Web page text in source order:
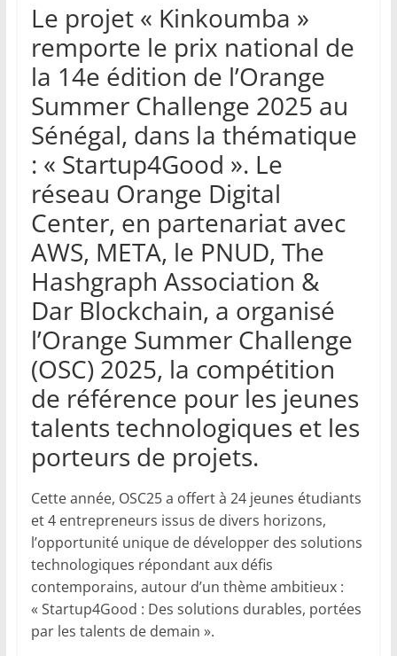
Le projet « Kinkoumba »
remporte le prix national de
la 14e édition de l’Orange
Summer Challenge 2025 au
Sénégal, dans la thématique
: « Startup4Good ». Le
réseau Orange Digital
Center, en partenariat avec
AWS, META, le PNUD, The
Hashgraph Association &
Dar Blockchain, a organisé
l’Orange Summer Challenge
(OSC) 2025, la compétition
de référence pour les jeunes
talents technologiques et les
porteurs de projets.
Cette année, OSC25 a offert à 24 jeunes étudiants
et 4 entrepreneurs issus de divers horizons,
l’opportunité unique de développer des solutions
technologiques répondant aux défis
contemporains, autour d’un thème ambitieux :
« Startup4Good : Des solutions durables, portées
par les talents de demain ».